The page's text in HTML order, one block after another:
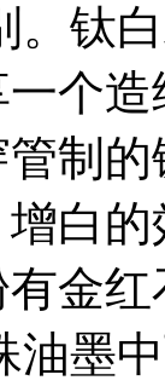
。钛
个
制
白
金
油墨